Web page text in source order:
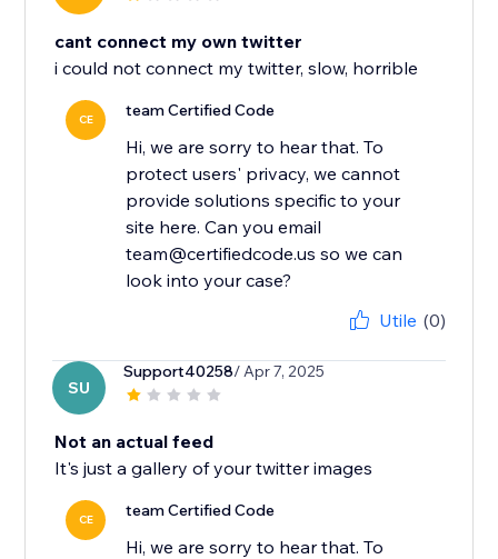
cant connect my own twitter
i could not connect my twitter, slow, horrible
CE team Certified Code
Hi, we are sorry to hear that. To
protect users' privacy, we cannot
provide solutions specific to your
site here. Can you email
team@certifiedcode.us so we can
look into your case?
Utile (0)
SU
Support40258/ Apr 7, 2025
Not an actual feed
It's just a gallery of your twitter images
CE team Certified Code
Hi, we are sorry to hear that. To